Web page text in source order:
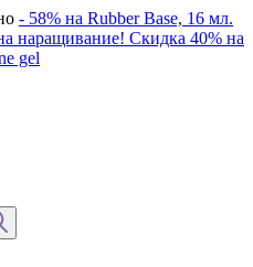
- 58% на Rubber Base, 16 мл.
наращивание! Скидка 40% на
gel